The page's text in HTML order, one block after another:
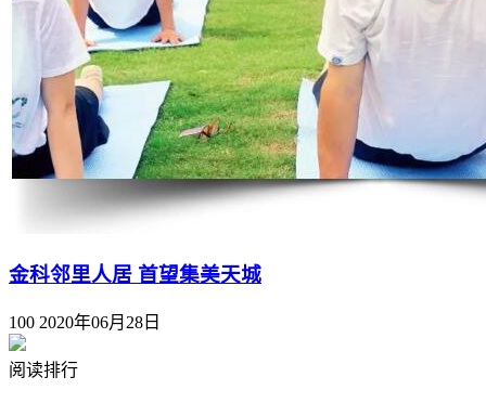
金科邻里人居 首望集美天城
100 2020年06月28日
阅读排行